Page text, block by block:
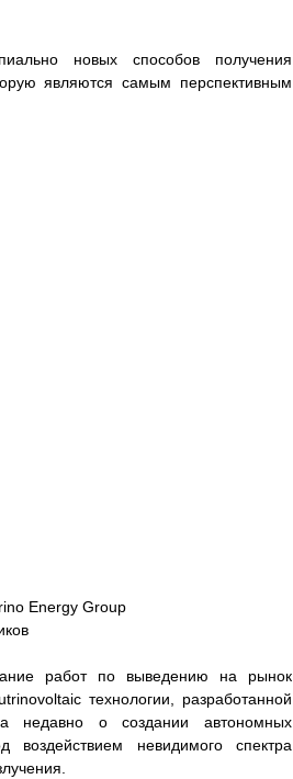
новых способов получения
являются самым перспективным
Energy Group
работ по выведению на рынок
технологии, разработанной
недавно о создании автономных
воздействием невидимого спектра